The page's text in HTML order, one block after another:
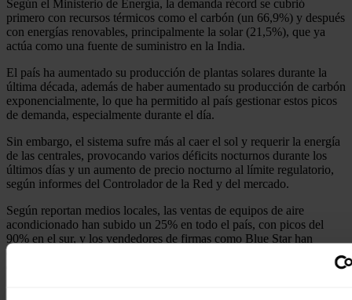
Según el Ministerio de Energía, la demanda récord se cubrió
primero con recursos térmicos como el carbón (un 66,9%) y después
con energías renovables, principalmente la solar (21,5%), que ya
actúa como una fuente de suministro en la India.
El país ha aumentado su producción de plantas solares durante la
última década, además de haber aumentado su producción de carbón
exponencialmente, lo que ha permitido al país gestionar estos picos
de demanda, especialmente durante el día.
Sin embargo, el sistema sufre más al caer el sol y requerir la energía
de las centrales, provocando varios déficits nocturnos durante los
últimos días y un aumento de precio nocturno al límite regulatorio,
según informes del Controlador de la Red y del mercado.
Según reportan medios locales, las ventas de equipos de aire
acondicionado han subido un 25% en todo el país, con picos del
90% en el sur, y los vendedores de firmas como Blue Star han
declarado que la mayor parte del stock antiguo se ha agotado y sólo
están recibiendo un 50% de las unidades que solicitan a las fábricas.